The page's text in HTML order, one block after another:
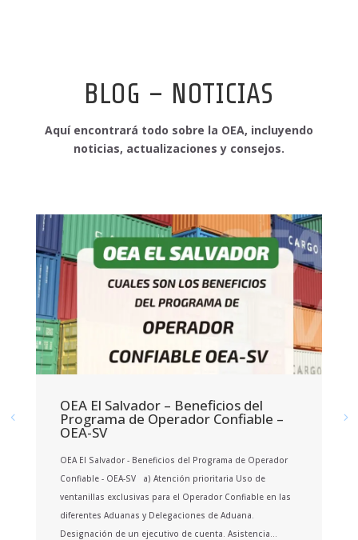
BLOG – NOTICIAS
Aquí encontrará todo sobre la OEA, incluyendo
noticias, actualizaciones y consejos.
OEA El Salvador – Beneficios del
Programa de Operador Confiable –
OEA-SV
OEA El Salvador - Beneficios del Programa de Operador
Confiable - OEA-SV a) Atención prioritaria Uso de
ventanillas exclusivas para el Operador Confiable en las
diferentes Aduanas y Delegaciones de Aduana.
Designación de un ejecutivo de cuenta. Asistencia...